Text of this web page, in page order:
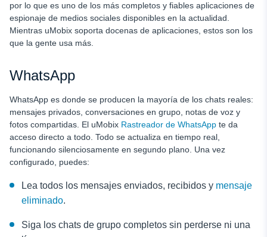
por lo que es uno de los más completos y fiables aplicaciones de
espionaje de medios sociales disponibles en la actualidad.
Mientras uMobix soporta docenas de aplicaciones, estos son los
que la gente usa más.
WhatsApp
WhatsApp es donde se producen la mayoría de los chats reales:
mensajes privados, conversaciones en grupo, notas de voz y
fotos compartidas. El uMobix Rastreador de WhatsApp te da
acceso directo a todo. Todo se actualiza en tiempo real,
funcionando silenciosamente en segundo plano. Una vez
configurado, puedes:
Lea todos los mensajes enviados, recibidos y mensaje
eliminado.
Siga los chats de grupo completos sin perderse ni una